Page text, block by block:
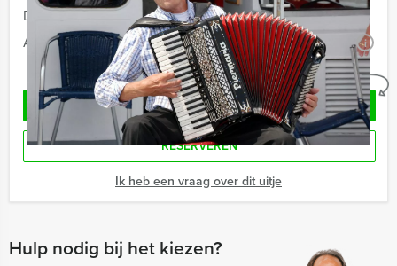
Duur:
1 uur en 30 minuten
Aantal:
Minimaal 20 personen i
Geheel vrijblijvend
OFFERTE AANVRAGEN
RESERVEREN
Ik heb een vraag over dit uitje
Hulp nodig bij het kiezen?